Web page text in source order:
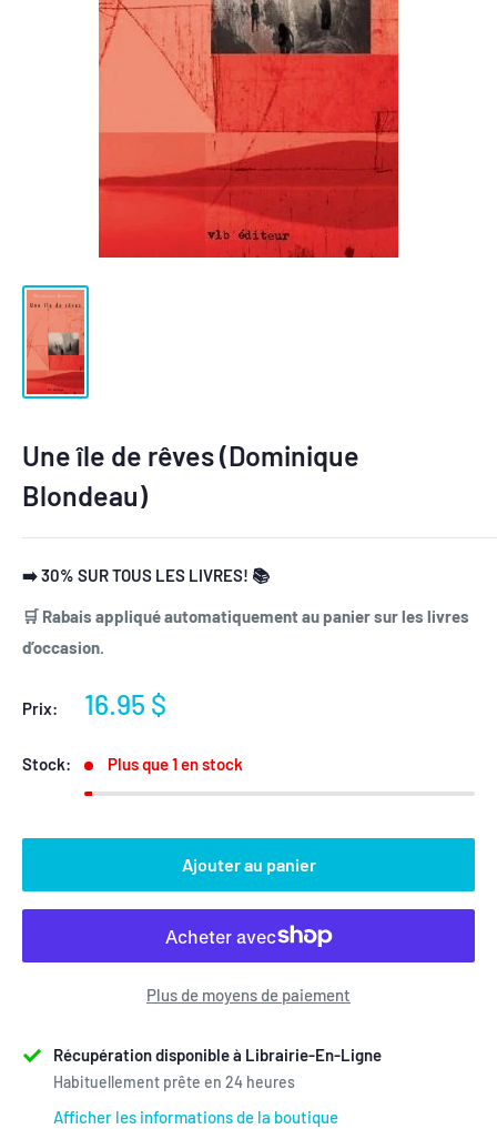
Une île de rêves (Dominique
Blondeau)
➡️ 30% SUR TOUS LES LIVRES! 📚
🛒 Rabais appliqué automatiquement au panier sur les livres
d’occasion.
Prix:
Prix
16.95 $
Stock: Plus que 1 en stock
Ajouter au panier
Plus de moyens de paiement
Récupération disponible à Librairie-En-Ligne
Habituellement prête en 24 heures
Afficher les informations de la boutique